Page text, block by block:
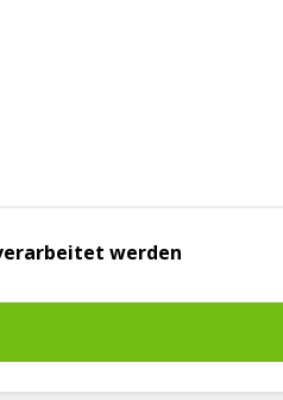
werden